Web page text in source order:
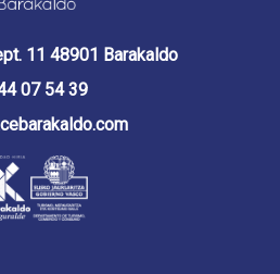
11 48901 Barakaldo
07 54 39